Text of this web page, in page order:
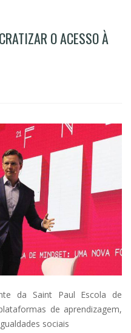
O ACESSO À
da Saint Paul Escola de
de aprendizagem,
sociais